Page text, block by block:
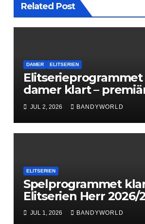
Related Post
DAMER ELITSERIEN
damer klart –
Next Level
JUL 2, 2026 BANDYWORLD
ELITSERIEN
Spelprogrammet
Elitserien Herr 2026/
JUL 1, 2026 BANDYWORLD